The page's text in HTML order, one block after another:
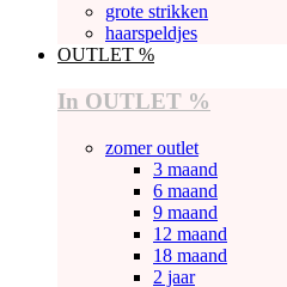
grote strikken
haarspeldjes
OUTLET %
In OUTLET %
zomer outlet
3 maand
6 maand
9 maand
12 maand
18 maand
2 jaar